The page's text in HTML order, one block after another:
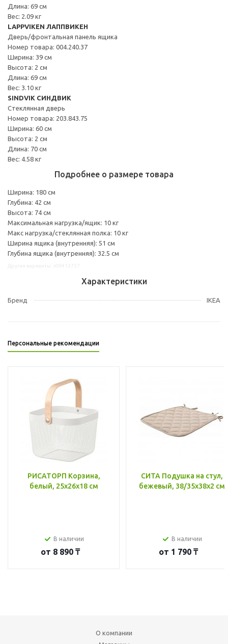
Длина: 69 см
Вес: 2.09 кг
LAPPVIKEN ЛАППВИКЕН
Дверь/фронтальная панель ящика
Номер товара: 004.240.37
Ширина: 39 см
Высота: 2 см
Длина: 69 см
Вес: 3.10 кг
SINDVIK СИНДВИК
Стеклянная дверь
Номер товара: 203.843.75
Ширина: 60 см
Высота: 2 см
Длина: 70 см
Вес: 4.58 кг
Подробнее о размере товара
Ширина: 180 см
Глубина: 42 см
Высота: 74 см
Максимальная нагрузка/ящик: 10 кг
Макс нагрузка/стеклянная полка: 10 кг
Ширина ящика (внутренняя): 51 см
Глубина ящика (внутренняя): 32.5 см
Характеристики
Бренд IKEA
Персональные рекомендации
РИСАТОРП Корзина,
белый, 25x26x18 см
В наличии
от 8 890 ₸
СИТА Подушка на стул,
бежевый, 38/35x38x2 см
В наличии
от 1 790 ₸
О компании